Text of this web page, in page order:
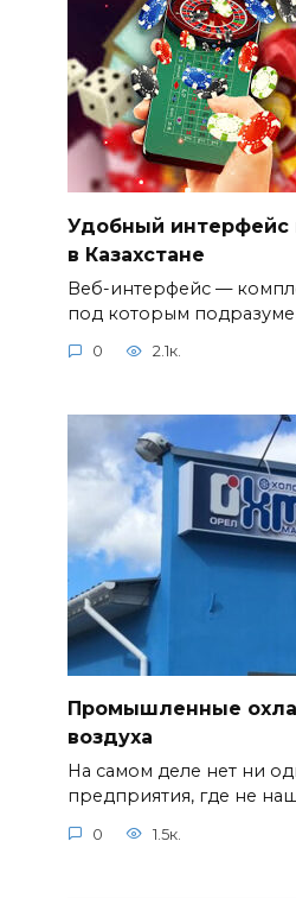
Удобный интерфейс
в Казахстане
Веб-интерфейс —
под которым
0 2.1к.
Промышленные
воздуха
На самом деле нет ни
предприятия, где не
0 1.5к.